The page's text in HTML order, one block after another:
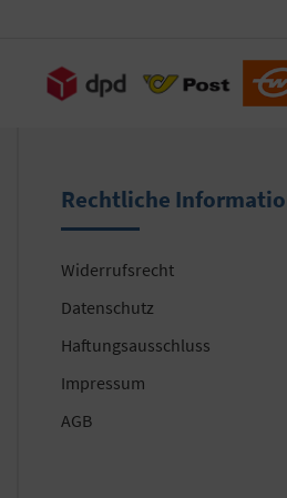
Rechtliche
Widerrufsrecht
Datenschutz
Haftungsausschluss
Impressum
AGB